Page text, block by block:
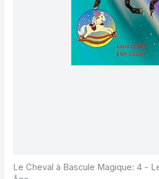
Le Cheval à Bascule Magique: 4 -